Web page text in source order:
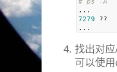
7279
找出对
可以使用